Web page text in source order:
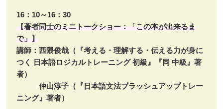
16：10～16：30
【著者同士のミニトークショー：「この本が出来るま
で」】
講師：西隈俊哉（『考える・理解する・伝える力が身に
つく 日本語ロジカルトレーニング 初級』『同 中級』著
者）
仲山淳子（『日本語文法ブラッシュアップトレー
ニング』著者）